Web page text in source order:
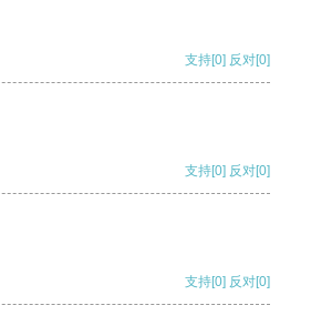
支持[0] 反对[0]
支持[0] 反对[0]
支持[0] 反对[0]